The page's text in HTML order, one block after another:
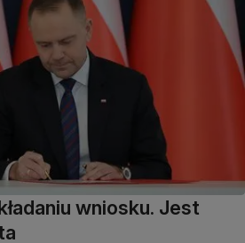
wniosku. Jest